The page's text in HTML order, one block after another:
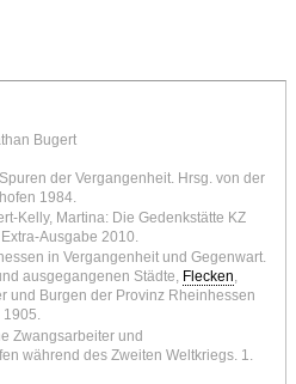
Bugert
der Vergangenheit. Hrsg. von der
1984.
Kelly, Martina: Die Gedenkstätte KZ
Ausgabe 2010.
in Vergangenheit und Gegenwart.
ausgegangenen Städte, Flecken,
und Burgen der Provinz Rheinhessen
1905.
Zwangsarbeiter und
während des Zweiten Weltkriegs. 1.